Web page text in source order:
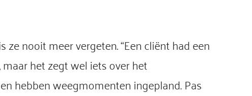
nooit meer vergeten. “Een cliënt had een
het zegt wel iets over het
hebben weegmomenten ingepland. Pas